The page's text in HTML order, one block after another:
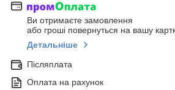
Ви отримаєте замовлення
або гроші повернуться на вашу
Детальніше
Післяплата
Оплата на рахунок